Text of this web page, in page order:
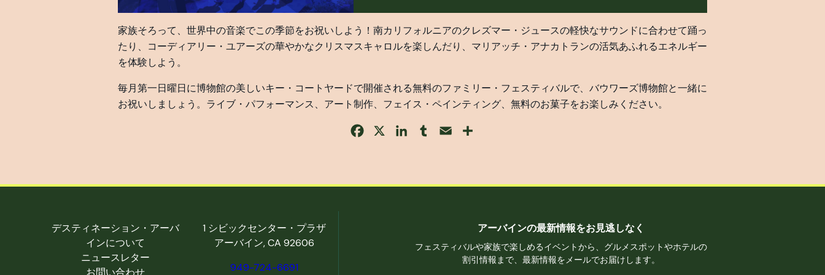
家族そろって、世界中の音楽でこの季節をお祝いしよう！南カリフォルニアのクレズマー・ジュースの軽快なサウンドに合わせて踊っ
たり、コーディアリー・ユアーズの華やかなクリスマスキャロルを楽しんだり、マリアッチ・アナカトランの活気あふれるエネルギー
を体験しよう。
毎月第一日曜日に博物館の美しいキー・コートヤードで開催される無料のファミリー・フェスティバルで、バウワーズ博物館と一緒に
お祝いしましょう。ライブ・パフォーマンス、アート制作、フェイス・ペインティング、無料のお菓子をお楽しみください。
Facebook LinkedInTumblr Email
デスティネーション・アーバ
インについて
ニュースレター
お問い合わせ
1 シビックセンター・プラザ
アーバイン, CA 92606
949-724-6691
アーバインの最新情報をお見逃しなく
フェスティバルや家族で楽しめるイベントから、グルメスポットやホテルの
割引情報まで、最新情報をメールでお届けします。